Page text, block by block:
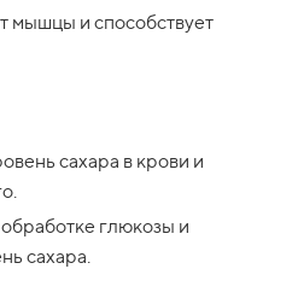
мышцы и способствует
сахара в крови и
обработке глюкозы и
сахара.